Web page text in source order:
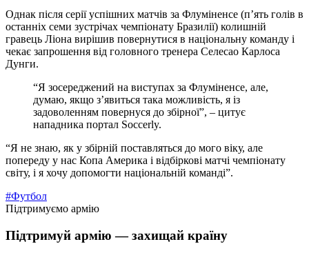
Однак після серії успішних матчів за Флуміненсе (п’ять голів в
останніх семи зустрічах чемпіонату Бразилії) колишній
гравець Ліона вирішив повернутися в національну команду і
чекає запрошення від головного тренера Селесао Карлоса
Дунги.
“Я зосереджений на виступах за Флуміненсе, але,
думаю, якщо з’явиться така можливість, я із
задоволенням повернуся до збірної”, – цитує
нападника портал Soccerly.
“Я не знаю, як у збірній поставляться до мого віку, але
попереду у нас Копа Америка і відбіркові матчі чемпіонату
світу, і я хочу допомогти національній команді”.
#Футбол
Підтримуємо армію
Підтримуй армію — захищай країну